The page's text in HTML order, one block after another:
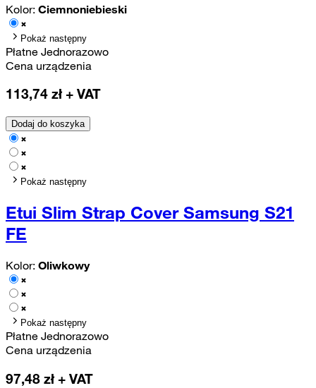
Kolor: Ciemnoniebieski
Pokaż następny
Płatne Jednorazowo
Cena urządzenia
113,74 zł + VAT
Dodaj do koszyka
Pokaż następny
Etui Slim Strap Cover Samsung S21
FE
Kolor: Oliwkowy
Pokaż następny
Płatne Jednorazowo
Cena urządzenia
97,48 zł + VAT